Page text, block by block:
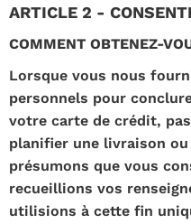
ARTICLE 2 -
COMMENT OBTENEZ-
Lorsque vous nous
personnels pour
votre carte de crédit,
planifier une livraison
présumons que vous
recueillions vos
utilisions à cette fin